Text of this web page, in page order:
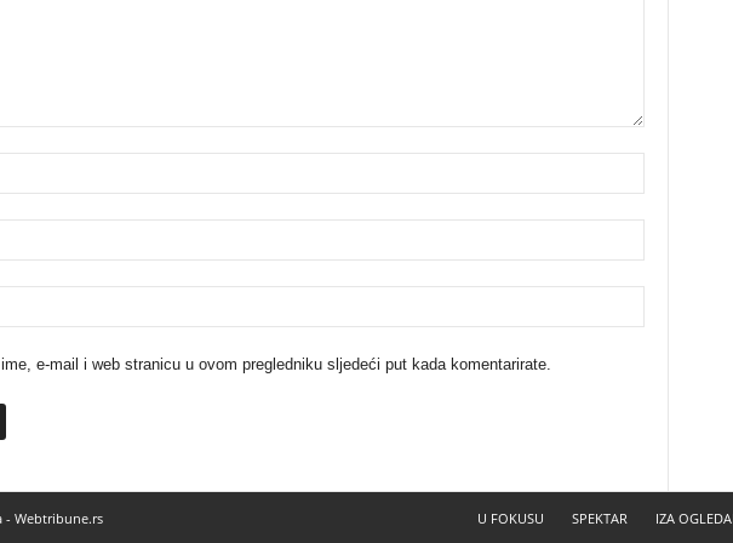
e-mail i web stranicu u ovom pregledniku sljedeći put kada komentarirate.
U FOKUSU SPEKTAR IZA
- Webtribune.rs